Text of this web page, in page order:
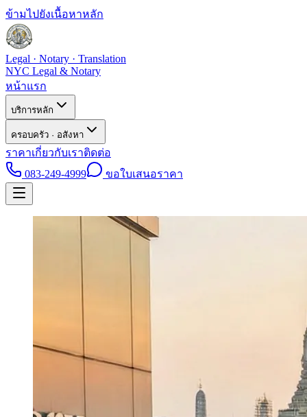
ข้ามไปยังเนื้อหาหลัก
Legal · Notary · Translation
NYC Legal & Notary
หน้าแรก
บริการหลัก
ครอบครัว · อสังหา
ราคาเกี่ยวกับเราติดต่อ
083-249-4999
ขอใบเสนอราคา